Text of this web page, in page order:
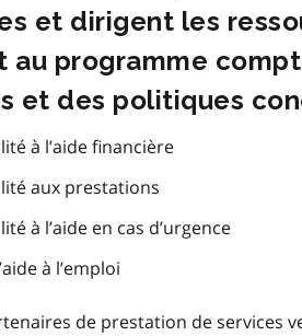
et dirigent les
au programme
et des politiques
à l’aide financière
aux prestations
à l’aide en cas d’urgence
à l’emploi
de prestation de services